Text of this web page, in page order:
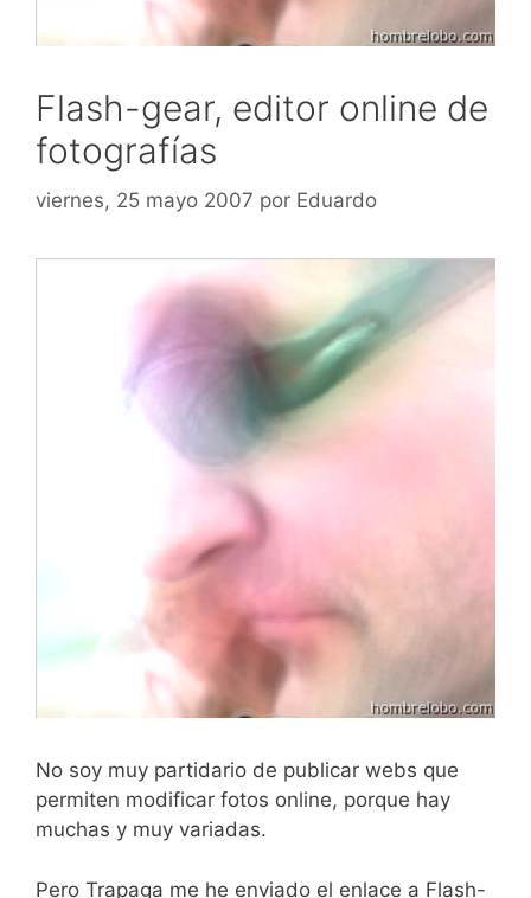
Flash-gear, editor online de
fotografías
viernes, 25 mayo 2007 por Eduardo
No soy muy partidario de publicar webs que
permiten modificar fotos online, porque hay
muchas y muy variadas.
Pero Trapaga me he enviado el enlace a Flash-